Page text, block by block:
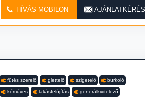
HÍVÁS MOBILON AJÁNLATKÉRÉS
fűtés szerelő glettelő szigetelő burkoló
kőműves lakásfelújítás generálkivitelező